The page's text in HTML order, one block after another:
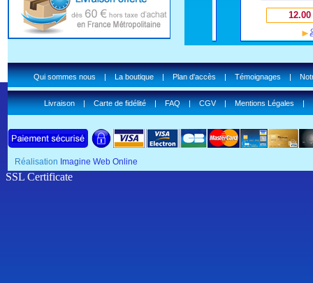
1.00 € 12.00 €
Qui sommes nous|La boutique|Plan d'accès|Témoignages|
Livraison|Carte de fidélité|FAQ|CGV|Mentions Légales|
Réalisation Imagine Web Online
SSL Certificate